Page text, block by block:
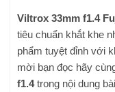
Viltrox 33mm f1.4
tiêu chuẩn khắt khe
phẩm tuyệt đỉnh với
mời bạn đọc hãy
f1.4 trong nội dung